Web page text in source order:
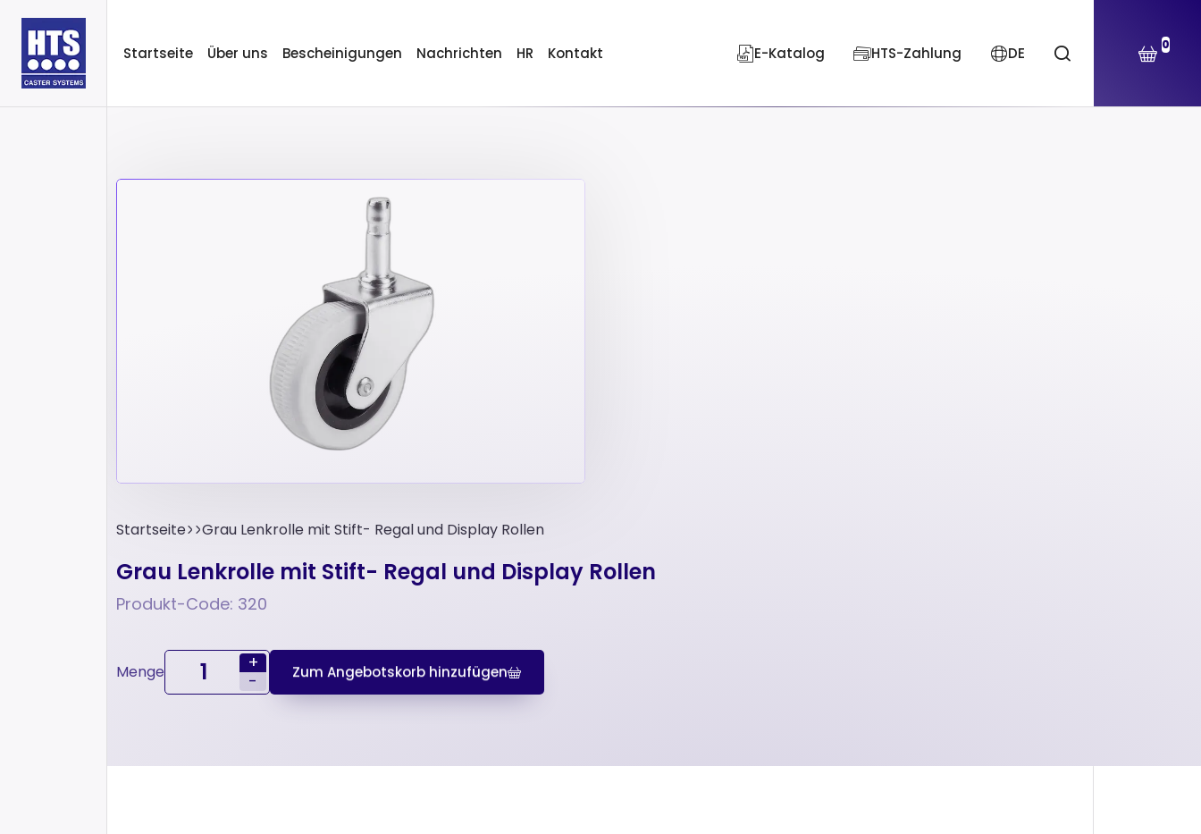
Startseite Über uns Bescheinigungen Nachrichten HR Kontakt E-Katalog HTS-Zahlung DE 0
Startseite Grau Lenkrolle mit Stift- Regal und Display Rollen
Grau Lenkrolle mit Stift- Regal und Display Rollen
Produkt-Code: 320
Menge
+
-
Zum Angebotskorb hinzufügen